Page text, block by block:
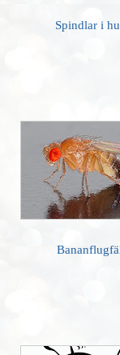
Spindlar i